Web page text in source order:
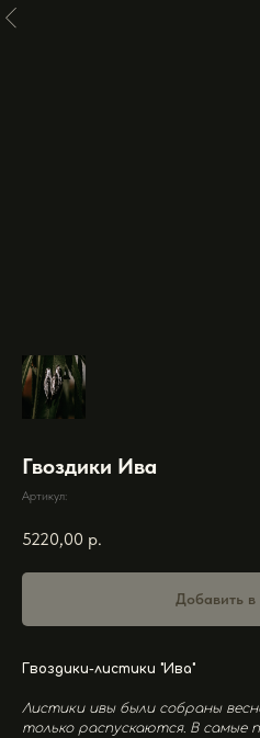
Гвоздики Ива
Артикул:
5220,00 р.
Добавить в
Гвоздики-листики "Ива"
Листики ивы были собраны
только распускаются. В самые